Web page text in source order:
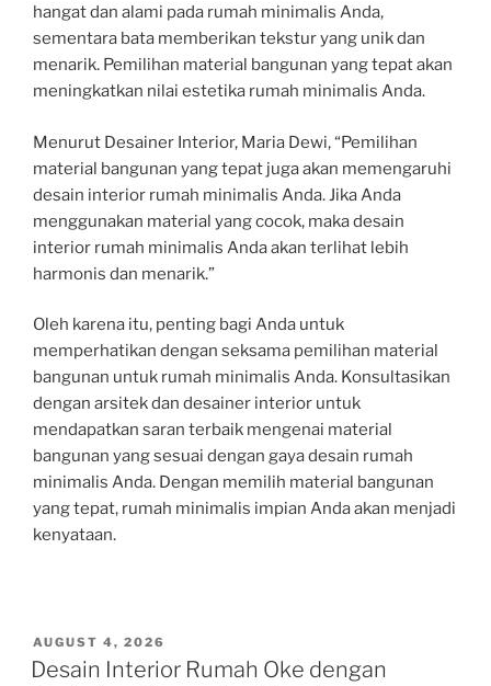
hangat dan alami pada rumah minimalis Anda,
sementara bata memberikan tekstur yang unik dan
menarik. Pemilihan material bangunan yang tepat akan
meningkatkan nilai estetika rumah minimalis Anda.
Menurut Desainer Interior, Maria Dewi, “Pemilihan
material bangunan yang tepat juga akan memengaruhi
desain interior rumah minimalis Anda. Jika Anda
menggunakan material yang cocok, maka desain
interior rumah minimalis Anda akan terlihat lebih
harmonis dan menarik.”
Oleh karena itu, penting bagi Anda untuk
memperhatikan dengan seksama pemilihan material
bangunan untuk rumah minimalis Anda. Konsultasikan
dengan arsitek dan desainer interior untuk
mendapatkan saran terbaik mengenai material
bangunan yang sesuai dengan gaya desain rumah
minimalis Anda. Dengan memilih material bangunan
yang tepat, rumah minimalis impian Anda akan menjadi
kenyataan.
POSTED
ON
AUGUST 4, 2026
Desain Interior Rumah Oke dengan